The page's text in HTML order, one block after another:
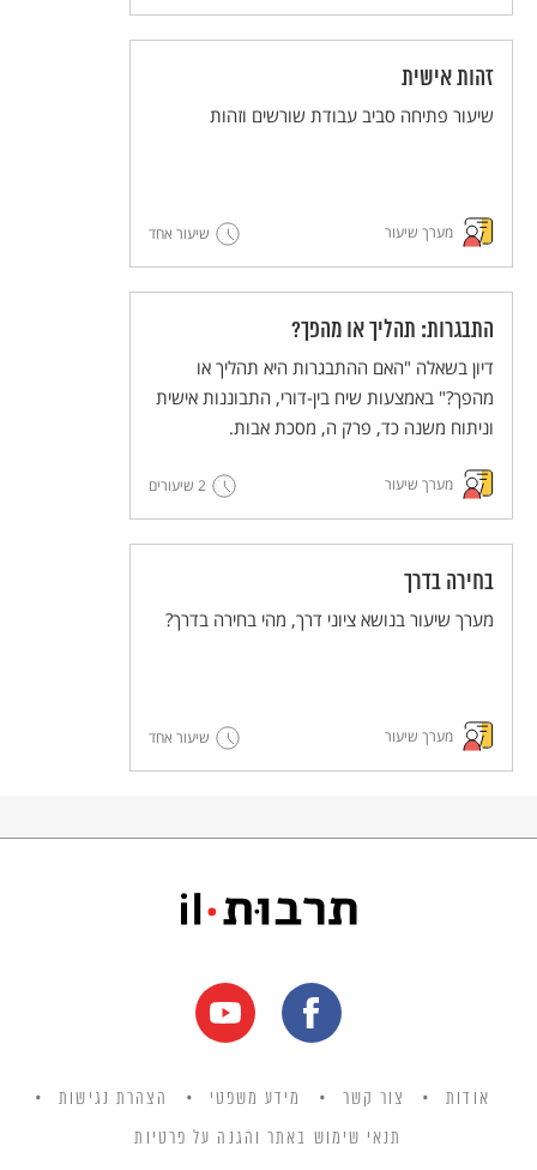
זהות אישית
שיעור פתיחה סביב עבודת שורשים וזהות
מערך שיעור שיעור אחד
התבגרות: תהליך או מהפך?
דיון בשאלה "האם ההתבגרות היא תהליך או
מהפך?" באמצעות שיח בין-דורי, התבוננות אישית
וניתוח משנה כד, פרק ה, מסכת אבות.
מערך שיעור 2 שיעורים
בחירה בדרך
מערך שיעור בנושא ציוני דרך, מהי בחירה בדרך?
מערך שיעור שיעור אחד
אודות צור קשר מידע משפטי הצהרת נגישות
תנאי שימוש באתר והגנה על פרטיות